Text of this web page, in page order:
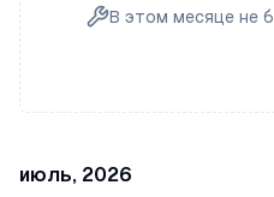
В этом месяце не
июль, 2026